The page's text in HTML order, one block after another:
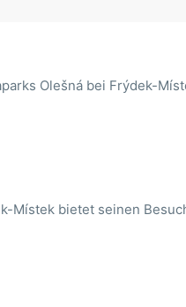
Olešná bei Frýdek-
Místek bietet seinen